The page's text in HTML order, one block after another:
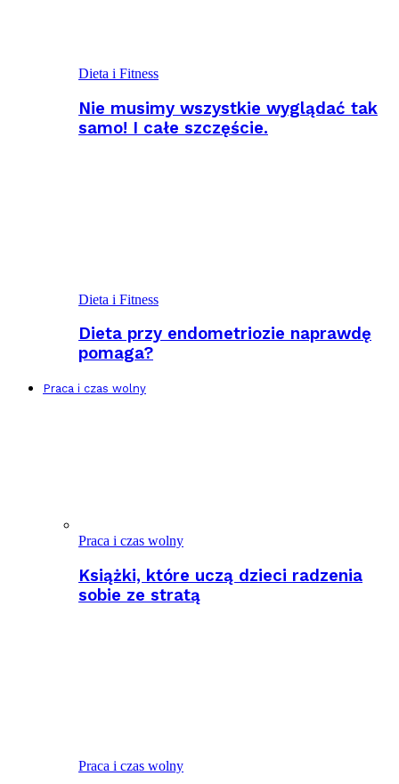
Dieta i Fitness
Nie musimy wszystkie wyglądać tak
samo! I całe szczęście.
Dieta i Fitness
Dieta przy endometriozie naprawdę
pomaga?
Praca i czas wolny
Praca i czas wolny
Książki, które uczą dzieci radzenia
sobie ze stratą
Praca i czas wolny